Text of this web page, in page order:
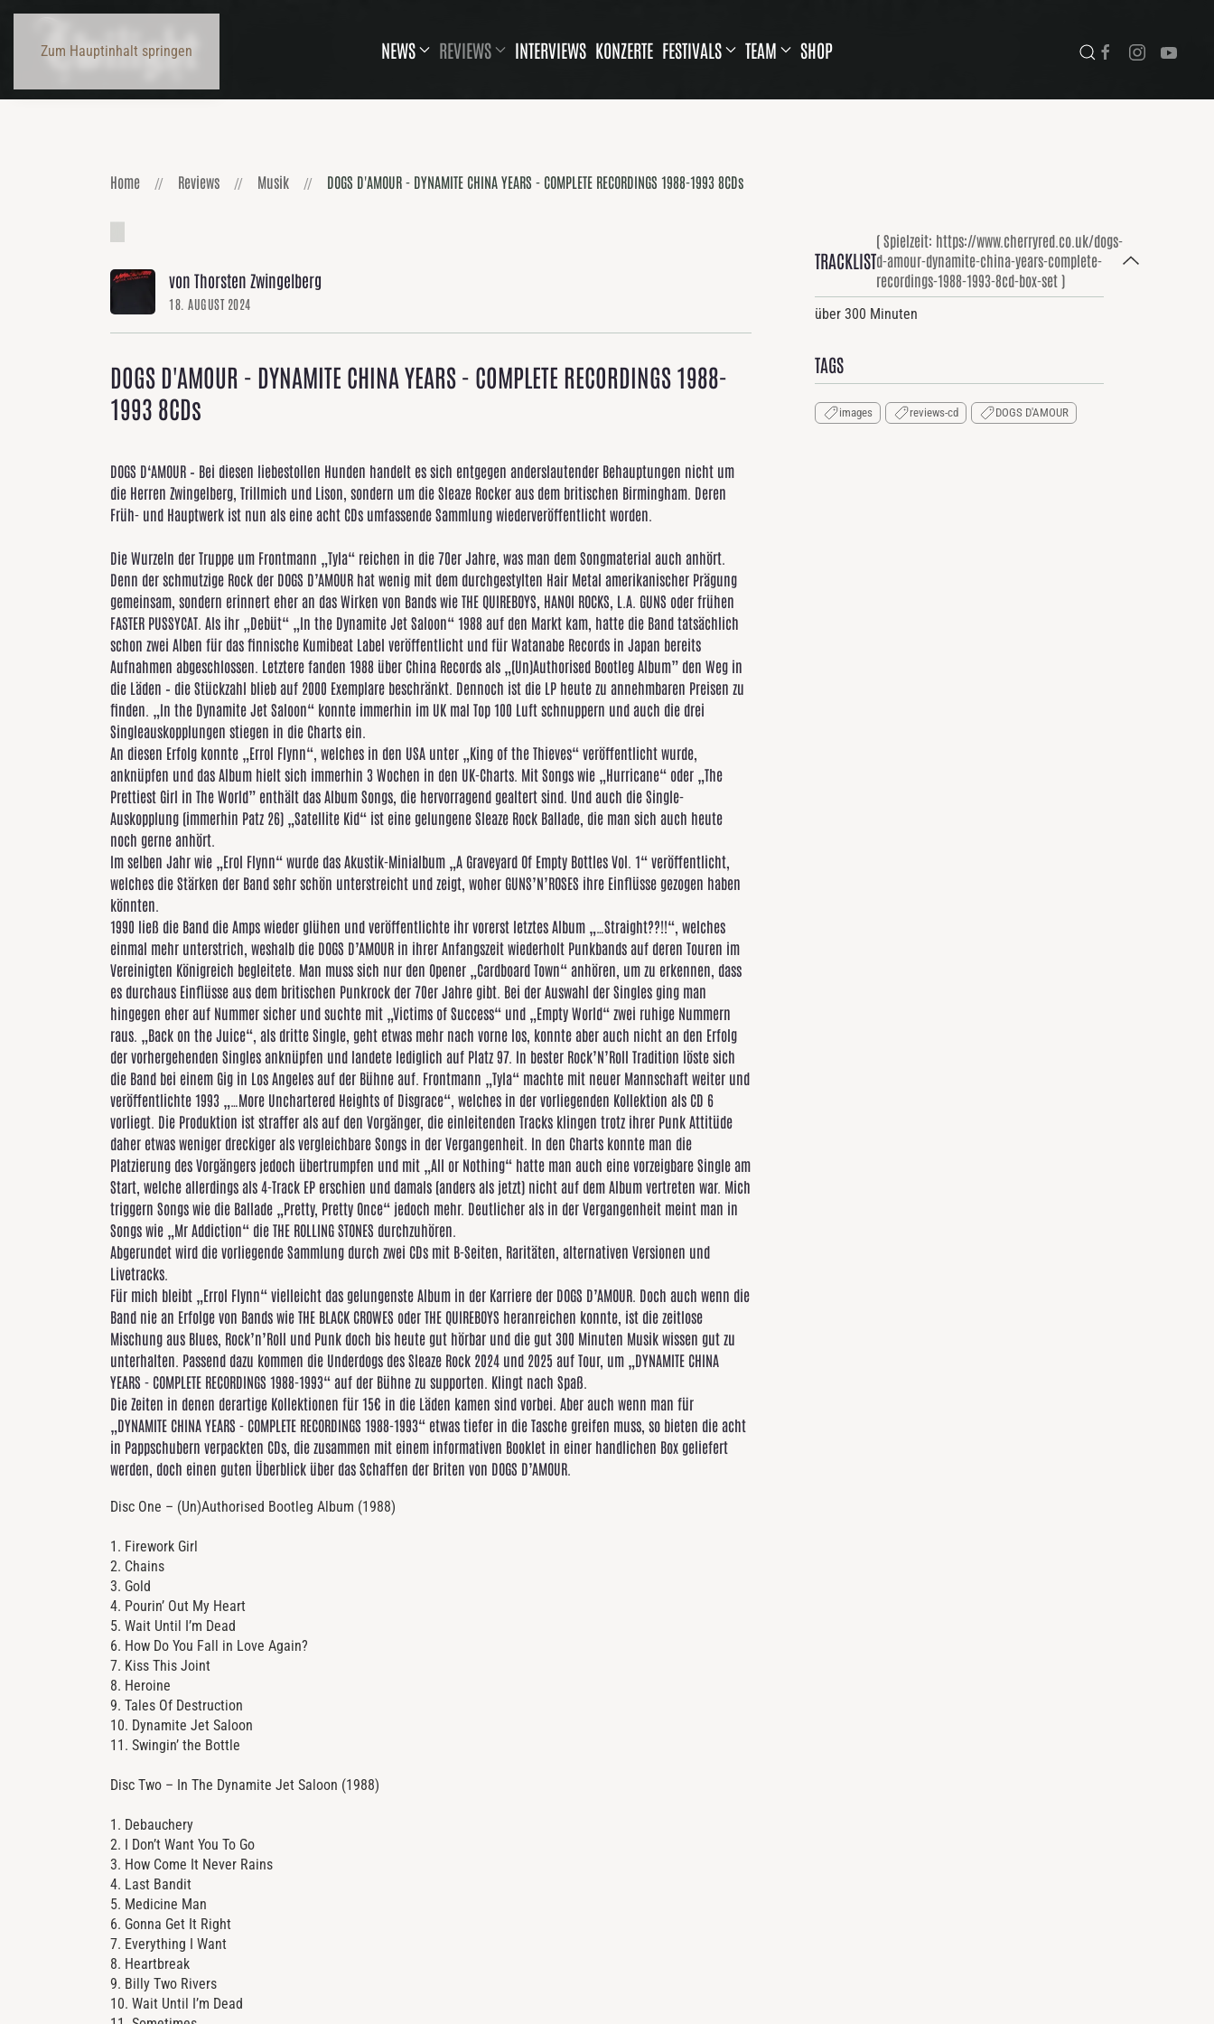
Zum Hauptinhalt springen NEWS REVIEWS INTERVIEWS KONZERTE FESTIVALS TEAM SHOP
Home Reviews Musik DOGS D'AMOUR - DYNAMITE CHINA YEARS - COMPLETE RECORDINGS 1988-1993 8CDs
1988-1993
8CDs
August
reviews-
von Thorsten Zwingelberg
18. AUGUST 2024
DOGS D'AMOUR - DYNAMITE CHINA YEARS - COMPLETE RECORDINGS 1988-
1993 8CDs
DOGS D‘AMOUR – Bei diesen liebestollen Hunden handelt es sich entgegen anderslautender Behauptungen nicht um
die Herren Zwingelberg, Trillmich und Lison, sondern um die Sleaze Rocker aus dem britischen Birmingham. Deren
Früh- und Hauptwerk ist nun als eine acht CDs umfassende Sammlung wiederveröffentlicht worden.
Die Wurzeln der Truppe um Frontmann „Tyla“ reichen in die 70er Jahre, was man dem Songmaterial auch anhört.
Denn der schmutzige Rock der DOGS D’AMOUR hat wenig mit dem durchgestylten Hair Metal amerikanischer Prägung
gemeinsam, sondern erinnert eher an das Wirken von Bands wie THE QUIREBOYS, HANOI ROCKS, L.A. GUNS oder frühen
FASTER PUSSYCAT. Als ihr „Debüt“ „In the Dynamite Jet Saloon“ 1988 auf den Markt kam, hatte die Band tatsächlich
schon zwei Alben für das finnische Kumibeat Label veröffentlicht und für Watanabe Records in Japan bereits
Aufnahmen abgeschlossen. Letztere fanden 1988 über China Records als „(Un)Authorised Bootleg Album” den Weg in
die Läden – die Stückzahl blieb auf 2000 Exemplare beschränkt. Dennoch ist die LP heute zu annehmbaren Preisen zu
finden. „In the Dynamite Jet Saloon“ konnte immerhin im UK mal Top 100 Luft schnuppern und auch die drei
Singleauskopplungen stiegen in die Charts ein.
An diesen Erfolg konnte „Errol Flynn“, welches in den USA unter „King of the Thieves“ veröffentlicht wurde,
anknüpfen und das Album hielt sich immerhin 3 Wochen in den UK-Charts. Mit Songs wie „Hurricane“ oder „The
Prettiest Girl in The World” enthält das Album Songs, die hervorragend gealtert sind. Und auch die Single-
Auskopplung (immerhin Patz 26) „Satellite Kid“ ist eine gelungene Sleaze Rock Ballade, die man sich auch heute
noch gerne anhört.
Im selben Jahr wie „Erol Flynn“ wurde das Akustik-Minialbum „A Graveyard Of Empty Bottles Vol. 1“ veröffentlicht,
welches die Stärken der Band sehr schön unterstreicht und zeigt, woher GUNS’N’ROSES ihre Einflüsse gezogen haben
könnten.
1990 ließ die Band die Amps wieder glühen und veröffentlichte ihr vorerst letztes Album „…Straight??!!“, welches
einmal mehr unterstrich, weshalb die DOGS D’AMOUR in ihrer Anfangszeit wiederholt Punkbands auf deren Touren im
Vereinigten Königreich begleitete. Man muss sich nur den Opener „Cardboard Town“ anhören, um zu erkennen, dass
es durchaus Einflüsse aus dem britischen Punkrock der 70er Jahre gibt. Bei der Auswahl der Singles ging man
hingegen eher auf Nummer sicher und suchte mit „Victims of Success“ und „Empty World“ zwei ruhige Nummern
raus. „Back on the Juice“, als dritte Single, geht etwas mehr nach vorne los, konnte aber auch nicht an den Erfolg
der vorhergehenden Singles anknüpfen und landete lediglich auf Platz 97. In bester Rock’N’Roll Tradition löste sich
die Band bei einem Gig in Los Angeles auf der Bühne auf. Frontmann „Tyla“ machte mit neuer Mannschaft weiter und
veröffentlichte 1993 „…More Unchartered Heights of Disgrace“, welches in der vorliegenden Kollektion als CD 6
vorliegt. Die Produktion ist straffer als auf den Vorgänger, die einleitenden Tracks klingen trotz ihrer Punk Attitüde
daher etwas weniger dreckiger als vergleichbare Songs in der Vergangenheit. In den Charts konnte man die
Platzierung des Vorgängers jedoch übertrumpfen und mit „All or Nothing“ hatte man auch eine vorzeigbare Single am
Start, welche allerdings als 4-Track EP erschien und damals (anders als jetzt) nicht auf dem Album vertreten war. Mich
triggern Songs wie die Ballade „Pretty, Pretty Once“ jedoch mehr. Deutlicher als in der Vergangenheit meint man in
Songs wie „Mr Addiction“ die THE ROLLING STONES durchzuhören.
Abgerundet wird die vorliegende Sammlung durch zwei CDs mit B-Seiten, Raritäten, alternativen Versionen und
Livetracks.
Für mich bleibt „Errol Flynn“ vielleicht das gelungenste Album in der Karriere der DOGS D’AMOUR. Doch auch wenn die
Band nie an Erfolge von Bands wie THE BLACK CROWES oder THE QUIREBOYS heranreichen konnte, ist die zeitlose
Mischung aus Blues, Rock’n’Roll und Punk doch bis heute gut hörbar und die gut 300 Minuten Musik wissen gut zu
unterhalten. Passend dazu kommen die Underdogs des Sleaze Rock 2024 und 2025 auf Tour, um „DYNAMITE CHINA
YEARS - COMPLETE RECORDINGS 1988-1993“ auf der Bühne zu supporten. Klingt nach Spaß.
Die Zeiten in denen derartige Kollektionen für 15€ in die Läden kamen sind vorbei. Aber auch wenn man für
„DYNAMITE CHINA YEARS - COMPLETE RECORDINGS 1988-1993“ etwas tiefer in die Tasche greifen muss, so bieten die acht
in Pappschubern verpackten CDs, die zusammen mit einem informativen Booklet in einer handlichen Box geliefert
werden, doch einen guten Überblick über das Schaffen der Briten von DOGS D’AMOUR.
Disc One – (Un)Authorised Bootleg Album (1988)
1. Firework Girl
2. Chains
3. Gold
4. Pourin’ Out My Heart
5. Wait Until I’m Dead
6. How Do You Fall in Love Again?
7. Kiss This Joint
8. Heroine
9. Tales Of Destruction
10. Dynamite Jet Saloon
11. Swingin’ the Bottle
Disc Two – In The Dynamite Jet Saloon (1988)
1. Debauchery
2. I Don’t Want You To Go
3. How Come It Never Rains
4. Last Bandit
5. Medicine Man
6. Gonna Get It Right
7. Everything I Want
8. Heartbreak
9. Billy Two Rivers
10. Wait Until I’m Dead
TRACKLIST
( Spielzeit: https://www.cherryred.co.uk/dogs-
d-amour-dynamite-china-years-complete-
recordings-1988-1993-8cd-box-set )
über 300 Minuten
TAGS
images reviews-cd DOGS D'AMOUR